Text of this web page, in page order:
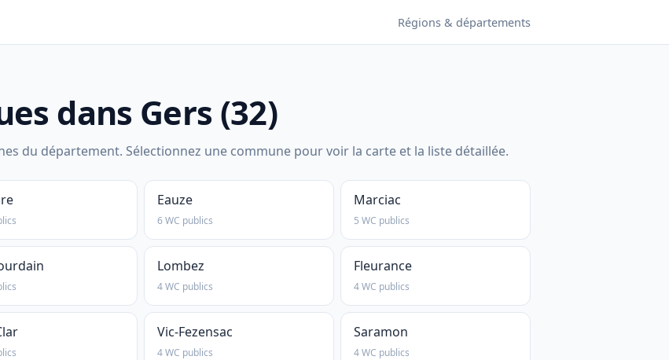
Régions & départements
dans Gers (32)
du département. Sélectionnez une commune pour voir la carte et la liste détaillée.
Eauze
6 WC publics
Marciac
5 WC publics
Lombez
4 WC publics
Fleurance
4 WC publics
Vic-Fezensac
4 WC publics
Saramon
4 WC publics